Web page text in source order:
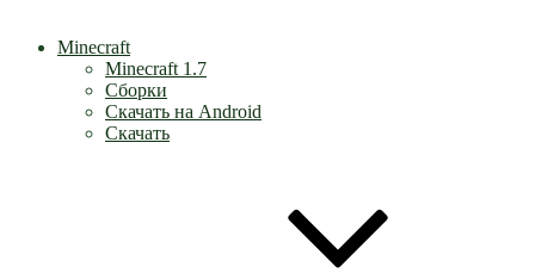
Minecraft
Minecraft 1.7
Сборки
Скачать на Android
Скачать